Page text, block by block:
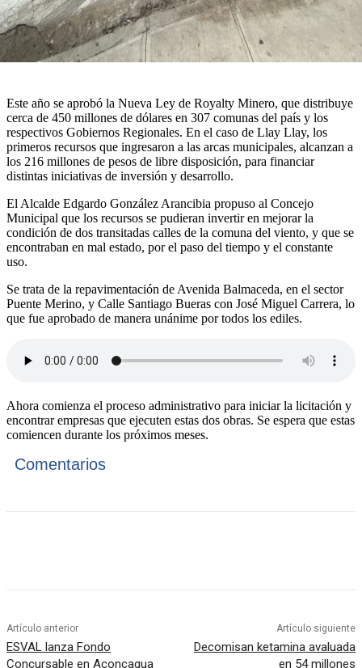
Este año se aprobó la Nueva Ley de Royalty Minero, que distribuye
cerca de 450 millones de dólares en 307 comunas del país y los
respectivos Gobiernos Regionales. En el caso de Llay Llay, los
primeros recursos que ingresaron a las arcas municipales, alcanzan a
los 216 millones de pesos de libre disposición, para financiar
distintas iniciativas de inversión y desarrollo.
El Alcalde Edgardo González Arancibia propuso al Concejo
Municipal que los recursos se pudieran invertir en mejorar la
condición de dos transitadas calles de la comuna del viento, y que se
encontraban en mal estado, por el paso del tiempo y el constante
uso.
Se trata de la repavimentación de Avenida Balmaceda, en el sector
Puente Merino, y Calle Santiago Bueras con José Miguel Carrera, lo
que fue aprobado de manera unánime por todos los ediles.
Ahora comienza el proceso administrativo para iniciar la licitación y
encontrar empresas que ejecuten estas dos obras. Se espera que estas
comiencen durante los próximos meses.
Comentarios
Artículo anterior
ESVAL lanza Fondo
Concursable en Aconcagua
Artículo siguiente
Decomisan ketamina avaluada
en 54 millones